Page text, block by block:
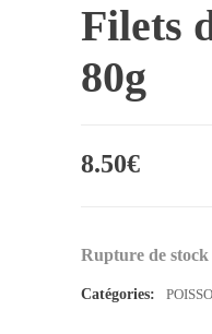
Filets
80g
8.50€
Rupture de stock
Catégories: